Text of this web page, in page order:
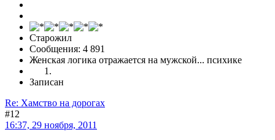
Старожил
Сообщения: 4 891
Женская логика отражается на мужской... психике
Записан
Re: Хамство на дорогах
#12
16:37, 29 ноября, 2011